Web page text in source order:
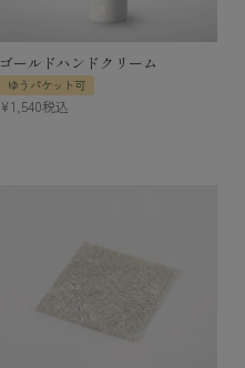
ゴールドハンドクリーム
ゆうパケット可
¥1,540税込